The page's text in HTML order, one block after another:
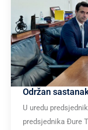
U uredu
predsjednika Đure